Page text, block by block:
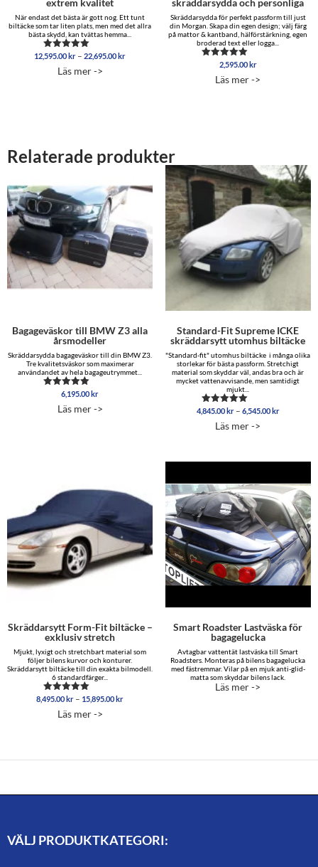
När endast det bästa är gott nog. Ett tunt
biltäcke som tar liten plats, men med det allra
bästa skydd, kan tvättas hemma...
Betygsatt
av 5
12,595.00kr – 22,695.00krPrisintervall:
Läs mer ->
Skräddarsydda för perfekt passform till just
din Morgan. Skapa din egen design; välj färg
på mattor & kantband, hälförstärkning, egen
broderad text eller logga...
Betygsatt
av 5
2,595.00kr
Läs mer ->
Relaterade produkter
Bagageväskor till BMW Z3 alla
årsmodeller
Skräddarsydda bagageväskor till din BMW Z3.
Tre kvalitetsväskor som maximerar
användandet av hela bagageutrymmet...
Betygsatt
av 5
6,195.00kr
Läs mer ->
Standard-Fit Supreme ICKE
skräddarsytt utomhus biltäcke
"Standard-fit" utomhus biltäcke i många olika
storlekar för bästa passform. Stretchigt
material som skyddar väl, andas bra och är
mycket vattenavvisande, men samtidigt
mjukt...
Betygsatt
av 5
4,845.00kr – 6,545.00kr
Läs mer ->
Skräddarsytt Form-Fit biltäcke –
exklusiv stretch
Mjukt, lyxigt och stretchbart material som
följer bilens kurvor och konturer.
Skräddarsytt biltäcke till din exakta bilmodell.
6 standardfärger...
Betygsatt
av 5
8,495.00 kr – 15,895.00 krPrisintervall:
Läs mer ->
Smart Roadster Lastväska för
bagagelucka
Avtagbar vattentät lastväska till Smart
Roadsters. Monteras på bilens bagagelucka
med fästremmar. Vilar på en mjuk anti-glid-
matta som skyddar bilens lack.
Läs mer ->
VÄLJ PRODUKTKATEGORI: